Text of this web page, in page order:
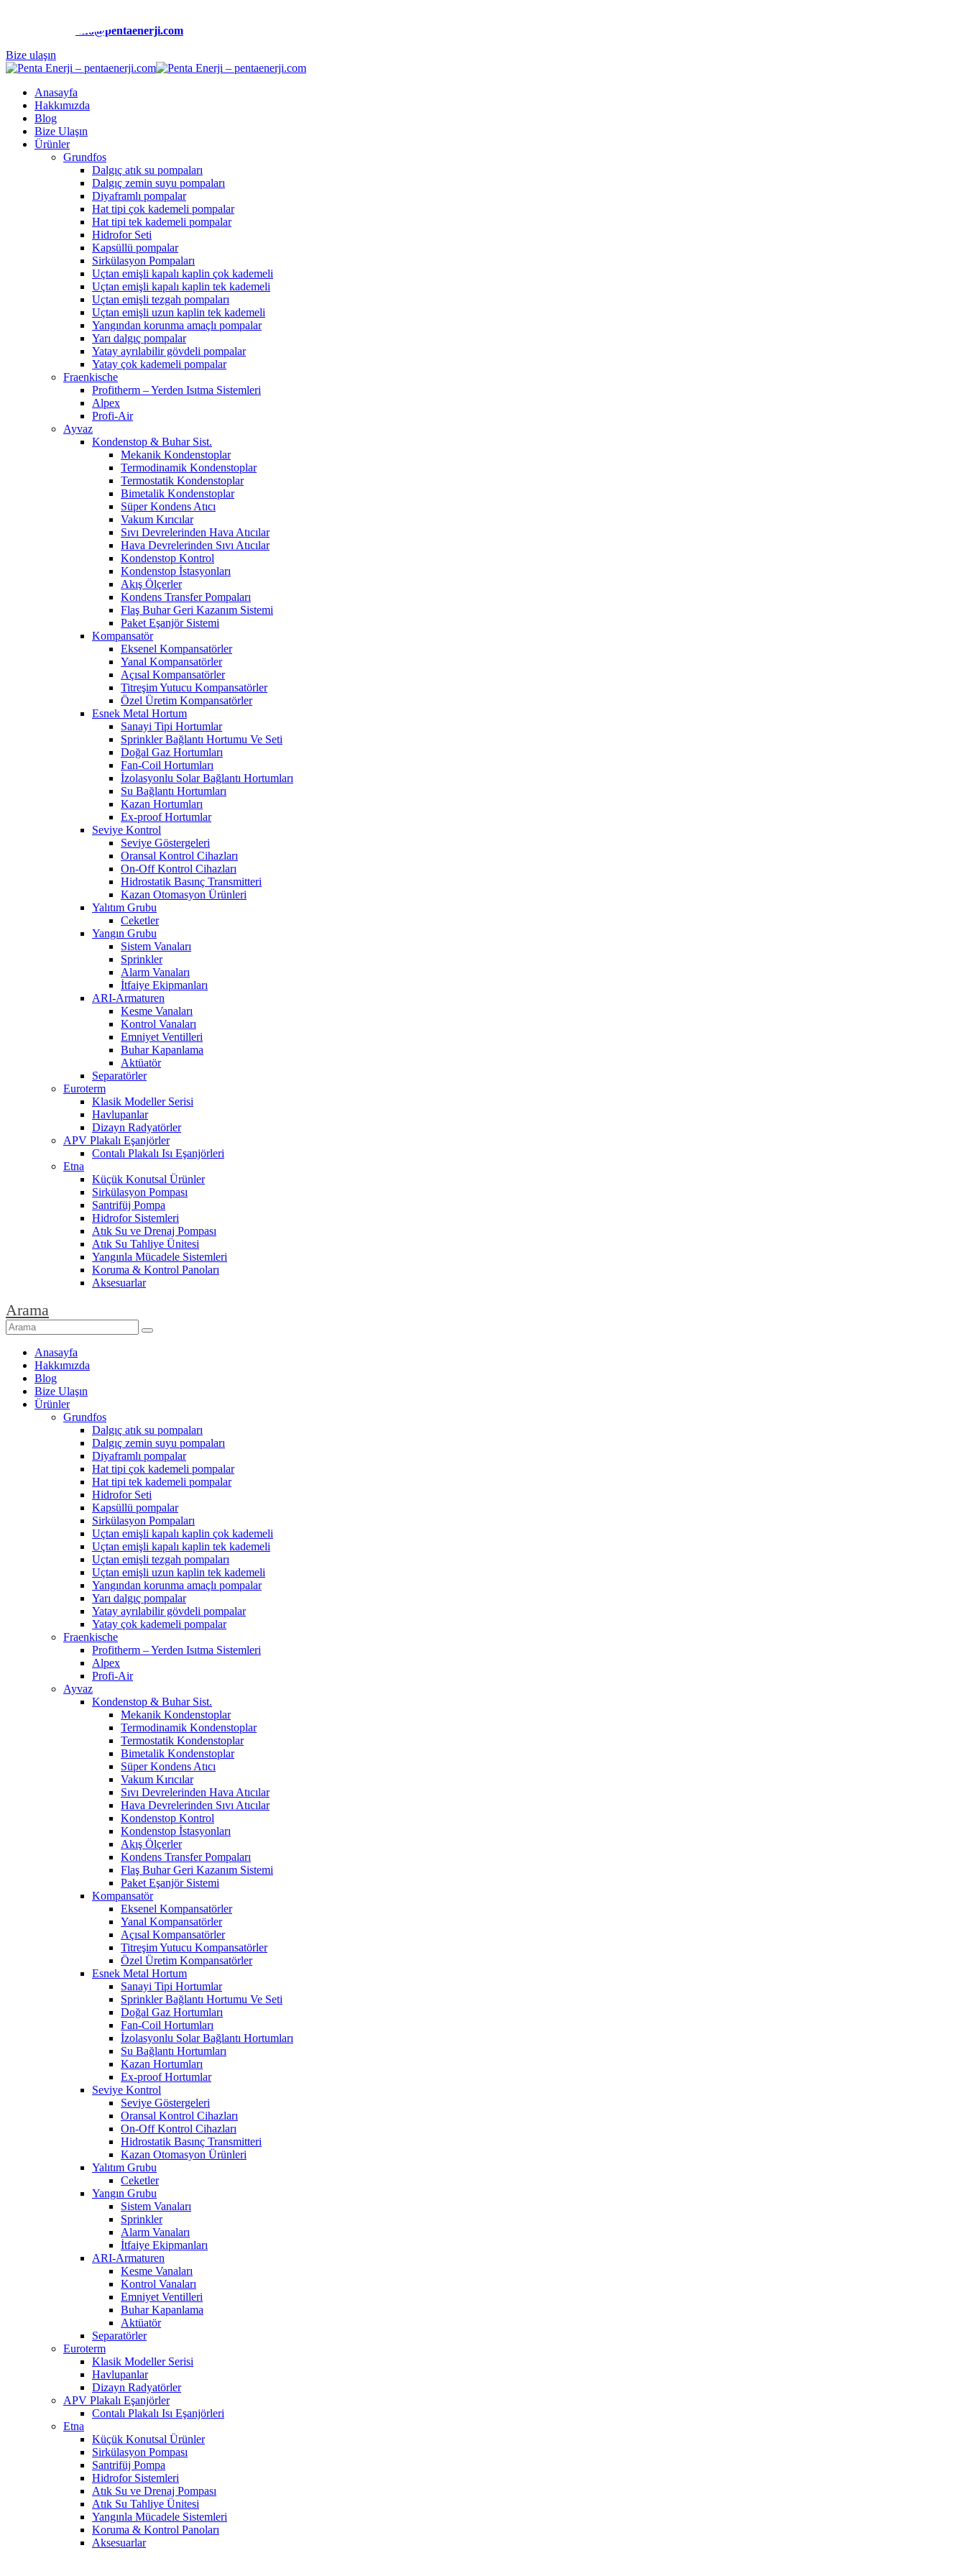
info@pentaenerji.com
Bize ulaşın
Anasayfa
Hakkımızda
Blog
Bize Ulaşın
Ürünler
Grundfos
Dalgıç atık su pompaları
Dalgıç zemin suyu pompaları
Diyaframlı pompalar
Hat tipi çok kademeli pompalar
Hat tipi tek kademeli pompalar
Hidrofor Seti
Kapsüllü pompalar
Sirkülasyon Pompaları
Uçtan emişli kapalı kaplin çok kademeli
Uçtan emişli kapalı kaplin tek kademeli
Uçtan emişli tezgah pompaları
Uçtan emişli uzun kaplin tek kademeli
Yangından korunma amaçlı pompalar
Yarı dalgıç pompalar
Yatay ayrılabilir gövdeli pompalar
Yatay çok kademeli pompalar
Fraenkische
Profitherm – Yerden Isıtma Sistemleri
Alpex
Profi-Air
Ayvaz
Kondenstop & Buhar Sist.
Mekanik Kondenstoplar
Termodinamik Kondenstoplar
Termostatik Kondenstoplar
Bimetalik Kondenstoplar
Süper Kondens Atıcı
Vakum Kırıcılar
Sıvı Devrelerinden Hava Atıcılar
Hava Devrelerinden Sıvı Atıcılar
Kondenstop Kontrol
Kondenstop İstasyonları
Akış Ölçerler
Kondens Transfer Pompaları
Flaş Buhar Geri Kazanım Sistemi
Paket Eşanjör Sistemi
Kompansatör
Eksenel Kompansatörler
Yanal Kompansatörler
Açısal Kompansatörler
Titreşim Yutucu Kompansatörler
Özel Üretim Kompansatörler
Esnek Metal Hortum
Sanayi Tipi Hortumlar
Sprinkler Bağlantı Hortumu Ve Seti
Doğal Gaz Hortumları
Fan-Coil Hortumları
İzolasyonlu Solar Bağlantı Hortumları
Su Bağlantı Hortumları
Kazan Hortumları
Ex-proof Hortumlar
Seviye Kontrol
Seviye Göstergeleri
Oransal Kontrol Cihazları
On-Off Kontrol Cihazları
Hidrostatik Basınç Transmitteri
Kazan Otomasyon Ürünleri
Yalıtım Grubu
Ceketler
Yangın Grubu
Sistem Vanaları
Sprinkler
Alarm Vanaları
İtfaiye Ekipmanları
ARI-Armaturen
Kesme Vanaları
Kontrol Vanaları
Emniyet Ventilleri
Buhar Kapanlama
Aktüatör
Separatörler
Euroterm
Klasik Modeller Serisi
Havlupanlar
Dizayn Radyatörler
APV Plakalı Eşanjörler
Contalı Plakalı Isı Eşanjörleri
Etna
Küçük Konutsal Ürünler
Sirkülasyon Pompası
Santrifüj Pompa
Hidrofor Sistemleri
Atık Su ve Drenaj Pompası
Atık Su Tahliye Ünitesi
Yangınla Mücadele Sistemleri
Koruma & Kontrol Panoları
Aksesuarlar
Arama
Anasayfa
Hakkımızda
Blog
Bize Ulaşın
Ürünler
Grundfos
Dalgıç atık su pompaları
Dalgıç zemin suyu pompaları
Diyaframlı pompalar
Hat tipi çok kademeli pompalar
Hat tipi tek kademeli pompalar
Hidrofor Seti
Kapsüllü pompalar
Sirkülasyon Pompaları
Uçtan emişli kapalı kaplin çok kademeli
Uçtan emişli kapalı kaplin tek kademeli
Uçtan emişli tezgah pompaları
Uçtan emişli uzun kaplin tek kademeli
Yangından korunma amaçlı pompalar
Yarı dalgıç pompalar
Yatay ayrılabilir gövdeli pompalar
Yatay çok kademeli pompalar
Fraenkische
Profitherm – Yerden Isıtma Sistemleri
Alpex
Profi-Air
Ayvaz
Kondenstop & Buhar Sist.
Mekanik Kondenstoplar
Termodinamik Kondenstoplar
Termostatik Kondenstoplar
Bimetalik Kondenstoplar
Süper Kondens Atıcı
Vakum Kırıcılar
Sıvı Devrelerinden Hava Atıcılar
Hava Devrelerinden Sıvı Atıcılar
Kondenstop Kontrol
Kondenstop İstasyonları
Akış Ölçerler
Kondens Transfer Pompaları
Flaş Buhar Geri Kazanım Sistemi
Paket Eşanjör Sistemi
Kompansatör
Eksenel Kompansatörler
Yanal Kompansatörler
Açısal Kompansatörler
Titreşim Yutucu Kompansatörler
Özel Üretim Kompansatörler
Esnek Metal Hortum
Sanayi Tipi Hortumlar
Sprinkler Bağlantı Hortumu Ve Seti
Doğal Gaz Hortumları
Fan-Coil Hortumları
İzolasyonlu Solar Bağlantı Hortumları
Su Bağlantı Hortumları
Kazan Hortumları
Ex-proof Hortumlar
Seviye Kontrol
Seviye Göstergeleri
Oransal Kontrol Cihazları
On-Off Kontrol Cihazları
Hidrostatik Basınç Transmitteri
Kazan Otomasyon Ürünleri
Yalıtım Grubu
Ceketler
Yangın Grubu
Sistem Vanaları
Sprinkler
Alarm Vanaları
İtfaiye Ekipmanları
ARI-Armaturen
Kesme Vanaları
Kontrol Vanaları
Emniyet Ventilleri
Buhar Kapanlama
Aktüatör
Separatörler
Euroterm
Klasik Modeller Serisi
Havlupanlar
Dizayn Radyatörler
APV Plakalı Eşanjörler
Contalı Plakalı Isı Eşanjörleri
Etna
Küçük Konutsal Ürünler
Sirkülasyon Pompası
Santrifüj Pompa
Hidrofor Sistemleri
Atık Su ve Drenaj Pompası
Atık Su Tahliye Ünitesi
Yangınla Mücadele Sistemleri
Koruma & Kontrol Panoları
Aksesuarlar